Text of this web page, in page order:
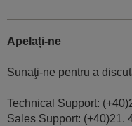
Apelați-ne
Sunaţi-ne pentru a
Technical Support:
Sales Support: (+40)21.